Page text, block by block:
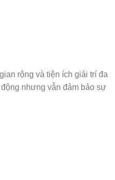
rộng và tiện ích giải trí đa
nhưng vẫn đảm bảo sự